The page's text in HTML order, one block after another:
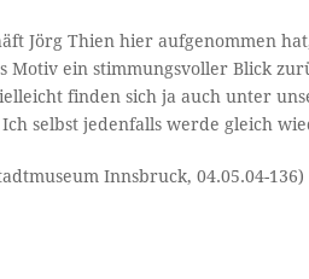
Jörg Thien hier aufgenommen
Motiv ein stimmungsvoller Blick
finden sich ja auch unter
selbst jedenfalls werde gleich
Innsbruck, 04.05.04-136)